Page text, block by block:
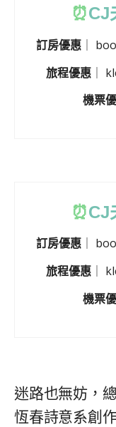
⏰CJ
訂房優惠
旅程優惠 ｜
機票
⏰CJ
訂房優惠
旅程優惠
機票
迷路也無妨，
恆春詩意系創